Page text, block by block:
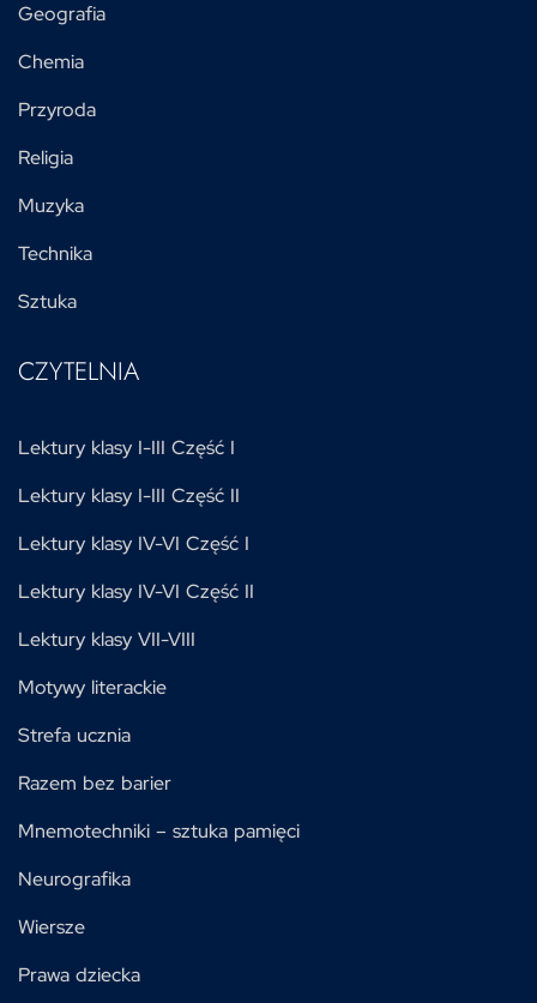
Geografia
Chemia
Przyroda
Religia
Muzyka
Technika
Sztuka
CZYTELNIA
Lektury klasy I-III Część I
Lektury klasy I-III Część II
Lektury klasy IV-VI Część I
Lektury klasy IV-VI Część II
Lektury klasy VII-VIII
Motywy literackie
Strefa ucznia
Razem bez barier
Mnemotechniki – sztuka pamięci
Neurografika
Wiersze
Prawa dziecka